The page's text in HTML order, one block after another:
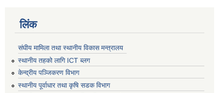
लिंक
संघीय मामिला तथा स्थानीय विकास मन्त्रालय
स्थानीय तहको लागि ICT ब्लग
केन्द्रीय पञ्जिकरण विभाग
स्थानीय पूर्वाधार तथा कृषि सडक विभाग